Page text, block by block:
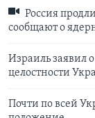
Россия
сообщают о
Израиль заявил
целостности
Почти по всей